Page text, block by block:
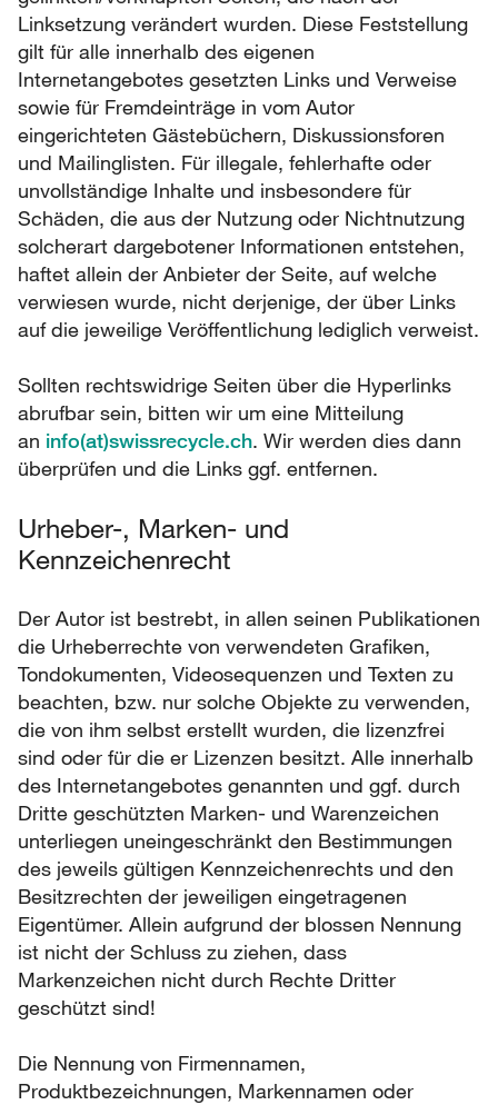
Linksetzung verändert wurden. Diese Feststellung
gilt für alle innerhalb des eigenen
Internetangebotes gesetzten Links und Verweise
sowie für Fremdeinträge in vom Autor
eingerichteten Gästebüchern, Diskussionsforen
und Mailinglisten. Für illegale, fehlerhafte oder
unvollständige Inhalte und insbesondere für
Schäden, die aus der Nutzung oder Nichtnutzung
solcherart dargebotener Informationen entstehen,
haftet allein der Anbieter der Seite, auf welche
verwiesen wurde, nicht derjenige, der über Links
auf die jeweilige Veröffentlichung lediglich verweist.
Sollten rechtswidrige Seiten über die Hyperlinks
abrufbar sein, bitten wir um eine Mitteilung
an info(at)swissrecycle.ch. Wir werden dies dann
überprüfen und die Links ggf. entfernen.
Urheber-, Marken- und
Kennzeichenrecht
Der Autor ist bestrebt, in allen seinen Publikationen
die Urheberrechte von verwendeten Grafiken,
Tondokumenten, Videosequenzen und Texten zu
beachten, bzw. nur solche Objekte zu verwenden,
die von ihm selbst erstellt wurden, die lizenzfrei
sind oder für die er Lizenzen besitzt. Alle innerhalb
des Internetangebotes genannten und ggf. durch
Dritte geschützten Marken- und Warenzeichen
unterliegen uneingeschränkt den Bestimmungen
des jeweils gültigen Kennzeichenrechts und den
Besitzrechten der jeweiligen eingetragenen
Eigentümer. Allein aufgrund der blossen Nennung
ist nicht der Schluss zu ziehen, dass
Markenzeichen nicht durch Rechte Dritter
geschützt sind!
Die Nennung von Firmennamen,
Produktbezeichnungen, Markennamen oder